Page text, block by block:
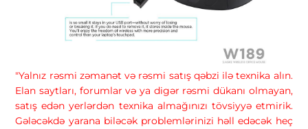
"Yalnız rəsmi zəmanət və rəsmi satış qəbzi ilə texnika alın.
Elan saytları, forumlar və ya digər rəsmi dükanı olmayan,
satış edən yerlərdən texnika almağınızı tövsiyyə etmirik.
Gələcəkdə yarana biləcək problemlərinizi həll edəcək heç